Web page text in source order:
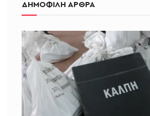
ΔΗΜΟΦΙΛΗ ΑΡΘΡΑ